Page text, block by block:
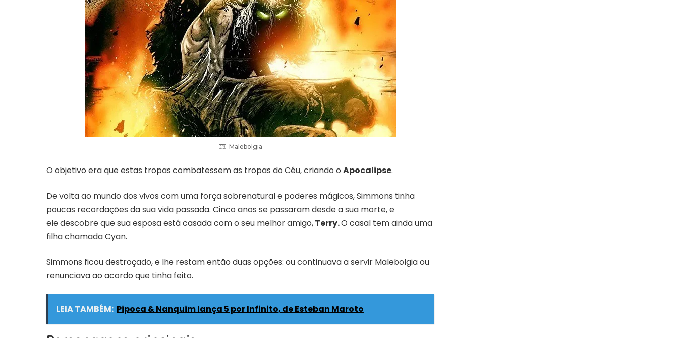
Malebolgia
O objetivo era que estas tropas combatessem as tropas do Céu, criando o Apocalipse.
De volta ao mundo dos vivos com uma força sobrenatural e poderes mágicos, Simmons tinha
poucas recordações da sua vida passada. Cinco anos se passaram desde a sua morte, e
ele descobre que sua esposa está casada com o seu melhor amigo,Terry.O casal tem ainda uma
filha chamada Cyan.
Simmons ficou destroçado, e lhe restam então duas opções: ou continuava a servir Malebolgia ou
renunciava ao acordo que tinha feito.
LEIA TAMBÉM: Pipoca & Nanquim lança 5 por Infinito, de Esteban Maroto